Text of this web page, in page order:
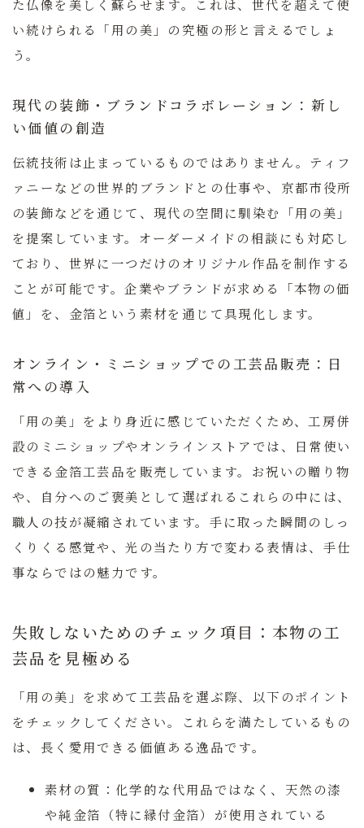
た仏像を美しく蘇らせます。これは、世代を超えて使
い続けられる「用の美」の究極の形と言えるでしょ
う。
現代の装飾・ブランドコラボレーション：新し
い価値の創造
伝統技術は止まっているものではありません。ティフ
ァニーなどの世界的ブランドとの仕事や、京都市役所
の装飾などを通じて、現代の空間に馴染む「用の美」
を提案しています。オーダーメイドの相談にも対応し
ており、世界に一つだけのオリジナル作品を制作する
ことが可能です。企業やブランドが求める「本物の価
値」を、金箔という素材を通じて具現化します。
オンライン・ミニショップでの工芸品販売：日
常への導入
「用の美」をより身近に感じていただくため、工房併
設のミニショップやオンラインストアでは、日常使い
できる金箔工芸品を販売しています。お祝いの贈り物
や、自分へのご褒美として選ばれるこれらの中には、
職人の技が凝縮されています。手に取った瞬間のしっ
くりくる感覚や、光の当たり方で変わる表情は、手仕
事ならではの魅力です。
失敗しないためのチェック項目：本物の工
芸品を見極める
「用の美」を求めて工芸品を選ぶ際、以下のポイント
をチェックしてください。これらを満たしているもの
は、長く愛用できる価値ある逸品です。
素材の質： 化学的な代用品ではなく、天然の漆
や純金箔（特に縁付金箔）が使用されている